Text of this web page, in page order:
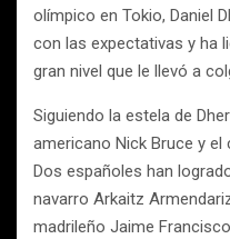
olímpico en Tokio, Daniel
con las expectativas y ha
gran nivel que le llevó a
Siguiendo la estela de
americano Nick Bruce y
Dos españoles han
navarro Arkaitz
madrileño Jaime